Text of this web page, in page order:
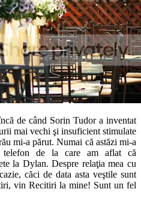
de când Sorin Tudor a inventat
mai vechi şi insuficient stimulate
mi-a părut. Numai că astăzi mi-a
de la care am aflat că
la Dylan. Despre relaţia mea cu
căci de data asta veştile sunt
vin Recitiri la mine! Sunt un fel